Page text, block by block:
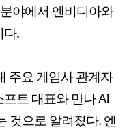
야에서 엔비디아와
다.
주요 게임사 관계자
트 대표와 만나 AI
것으로 알려졌다. 엔